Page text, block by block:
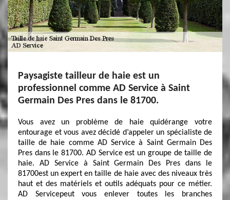
Paysagiste tailleur de haie est un
professionnel comme AD Service à Saint
Germain Des Pres dans le 81700.
Vous avez un problème de haie quidérange votre
entourage et vous avez décidé d’appeler un spécialiste de
taille de haie comme AD Service à Saint Germain Des
Pres dans le 81700. AD Service est un groupe de taille de
haie. AD Service à Saint Germain Des Pres dans le
81700est un expert en taille de haie avec des niveaux très
haut et des matériels et outils adéquats pour ce métier.
AD Servicepeut vous enlever toutes les branches